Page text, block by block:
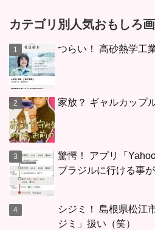
カテゴリ別人気おもしろ
つらい！ 高砂熱学工
家放？ ギャルカップ
驚愕！ アプリ「
ブラジルに行ける事
シジミ！ 島根県松江
ジミ」扱い（笑）